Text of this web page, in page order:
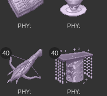
PHY: PHY:
40
PHY:
40
PHY: